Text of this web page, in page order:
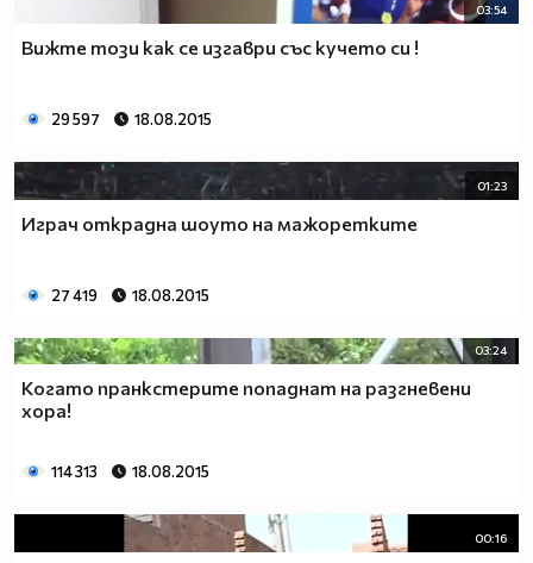
03:54
Вижте този как се изгаври със кучето си !
29 597 18.08.2015
01:23
Играч открадна шоуто на мажоретките
27 419 18.08.2015
03:24
Когато пранкстерите попаднат на разгневени
хора!
114 313 18.08.2015
00:16